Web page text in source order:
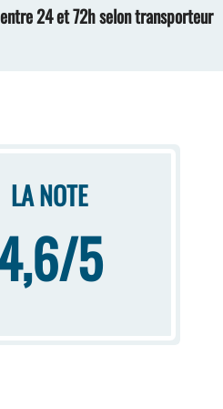
24 et 72h selon transporteur
LA NOTE
5